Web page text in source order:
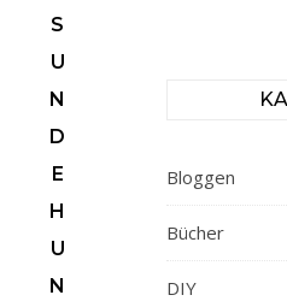
S
U
N
D
E
H
U
N
Bloggen
Bücher
DIY